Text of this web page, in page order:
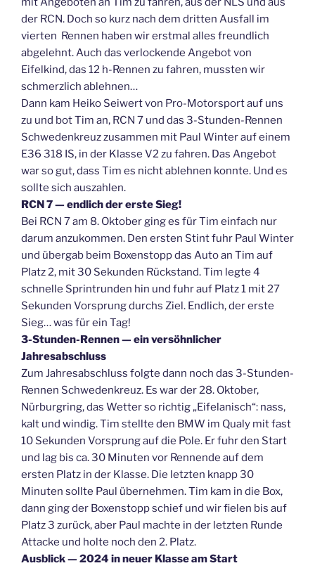
der RCN. Doch so kurz nach dem dritten Ausfall im
vierten Rennen haben wir erstmal alles freundlich
abgelehnt. Auch das verlockende Angebot von
Eifelkind, das 12 h-Rennen zu fahren, mussten wir
schmerzlich ablehnen…
Dann kam Heiko Seiwert von Pro-Motorsport auf uns
zu und bot Tim an, RCN 7 und das 3-Stunden-Rennen
Schwedenkreuz zusammen mit Paul Winter auf einem
E36 318 IS, in der Klasse V2 zu fahren. Das Angebot
war so gut, dass Tim es nicht ablehnen konnte. Und es
sollte sich auszahlen.
RCN 7 — endlich der erste Sieg!
Bei RCN 7 am 8. Oktober ging es für Tim einfach nur
darum anzukommen. Den ersten Stint fuhr Paul Winter
und übergab beim Boxenstopp das Auto an Tim auf
Platz 2, mit 30 Sekunden Rückstand. Tim legte 4
schnelle Sprintrunden hin und fuhr auf Platz 1 mit 27
Sekunden Vorsprung durchs Ziel. Endlich, der erste
Sieg… was für ein Tag!
3-Stunden-Rennen — ein versöhnlicher
Jahresabschluss
Zum Jahresabschluss folgte dann noch das 3-Stunden-
Rennen Schwedenkreuz. Es war der 28. Oktober,
Nürburgring, das Wetter so richtig „Eifelanisch“: nass,
kalt und windig. Tim stellte den BMW im Qualy mit fast
10 Sekunden Vorsprung auf die Pole. Er fuhr den Start
und lag bis ca. 30 Minuten vor Rennende auf dem
ersten Platz in der Klasse. Die letzten knapp 30
Minuten sollte Paul übernehmen. Tim kam in die Box,
dann ging der Boxenstopp schief und wir fielen bis auf
Platz 3 zurück, aber Paul machte in der letzten Runde
Attacke und holte noch den 2. Platz.
Ausblick — 2024 in neuer Klasse am Start